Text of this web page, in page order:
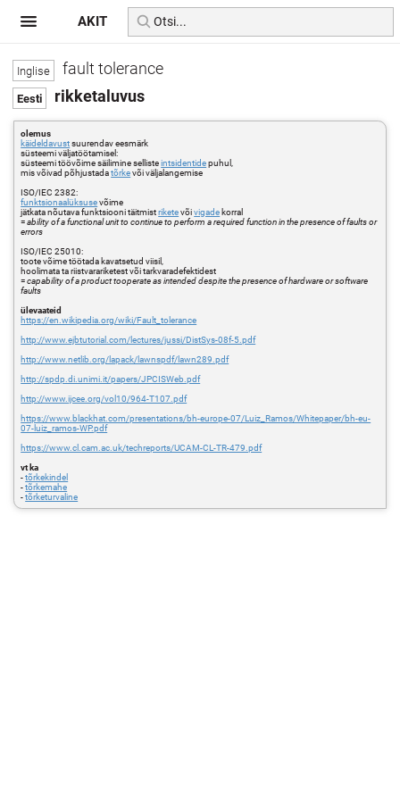
fault tolerance
rikketaluvus
olemus
käideldavustsuurendav eesmärk
süsteemi väljatöötamisel:
süsteemi töövõime säilimine sellisteintsidentidepuhul,
mis võivad põhjustadatõrkevõi väljalangemise
ISO/IEC 2382:
funktsionaalüksusevõime
jätkata nõutava funktsiooni täitmistriketevõivigade korral
=ability of a functional unit to continue to perform a required function in the presence of faults or
errors
ISO/IEC 25010:
toote võime töötada kavatsetud viisil,
hoolimata ta riistvarariketest või tarkvaradefektidest
=capability of a product tooperate as intended despite the presence of hardware or software
faults
ülevaateid
https://en.wikipedia.org/wiki/Fault_tolerance
http://www.ejbtutorial.com/lectures/jussi/DistSys-08f-5.pdf
http://www.netlib.org/lapack/lawnspdf/lawn289.pdf
http://spdp.di.unimi.it/papers/JPCISWeb.pdf
http://www.ijcee.org/vol10/964-T107.pdf
https://www.blackhat.com/presentations/bh-europe-07/Luiz_Ramos/Whitepaper/bh-eu-
07-luiz_ramos-WP.pdf
https://www.cl.cam.ac.uk/techreports/UCAM-CL-TR-479.pdf
vt ka
-tõrkekindel
-tõrkemahe
-tõrketurvaline
AKIT